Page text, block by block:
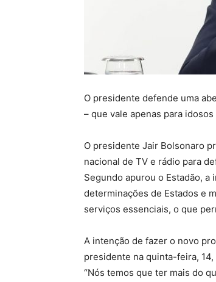
O presidente defende uma
– que vale apenas para
O presidente Jair Bolsonaro
nacional de TV e rádio para
Segundo apurou o Estadão, a
determinações de Estados e
serviços essenciais, o que
A intenção de fazer o novo
presidente na quinta-feira,
“Nós temos que ter mais do